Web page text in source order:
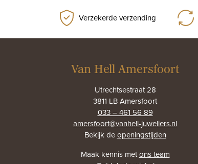
Verzekerde verzending
Van Hell Amersfoort
Utrechtsestraat 28
3811 LB Amersfoort
033 – 461 56 89
amersfoort@vanhell-juweliers.nl
Bekijk deopeningstijden
Maak kennis metons team